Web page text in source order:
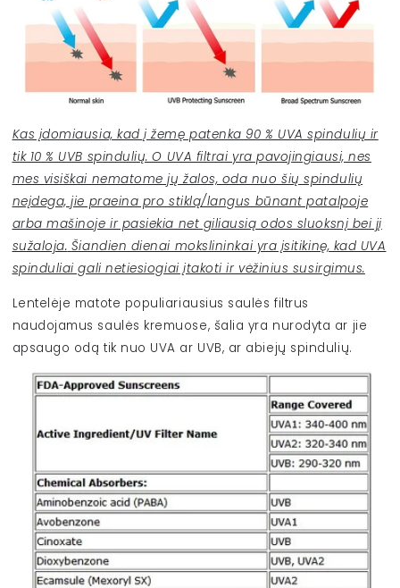
Kas įdomiausia, kad į žemę patenka 90 % UVA spindulių ir
tik 10 % UVB spindulių. O UVA filtrai yra pavojingiausi, nes
mes visiškai nematome jų žalos, oda nuo šių spindulių
neįdega, jie praeina pro stiklą/langus būnant patalpoje
arba mašinoje ir pasiekia net giliausią odos sluoksnį bei jį
sužaloja. Šiandien dienai mokslininkai yra įsitikinę, kad UVA
spinduliai gali netiesiogiai įtakoti ir vėžinius susirgimus.
Lentelėje matote populiariausius saulės filtrus
naudojamus saulės kremuose, šalia yra nurodyta ar jie
apsaugo odą tik nuo UVA ar UVB, ar abiejų spindulių.